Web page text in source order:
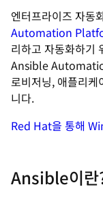
엔터프라이즈 자동
Automation
리하고 자동화하기
Ansible
로비저닝, 애플리케
니다.
Red Hat을 통해
Ansible이란